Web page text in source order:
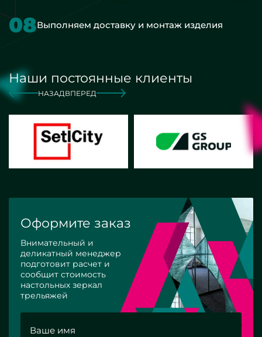
08Выполняем доставку и монтаж изделия
Наши постоянные клиенты
НАЗАД ВПЕРЕД
Оформите заказ
Внимательный и
деликатный менеджер
подготовит расчет и
сообщит стоимость
настольных зеркал
трельяжей